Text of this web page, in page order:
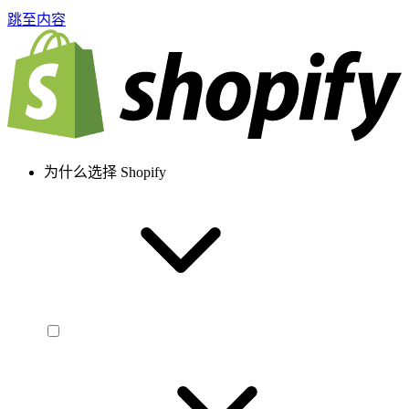
跳至内容
为什么选择 Shopify